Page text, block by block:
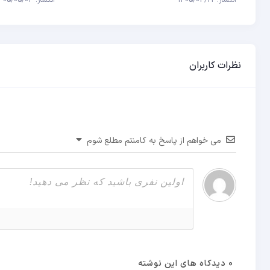
نظرات کاربران
می خواهم از پاسخ به کامنتم مطلع شوم
0 دیدکاه های این نوشته